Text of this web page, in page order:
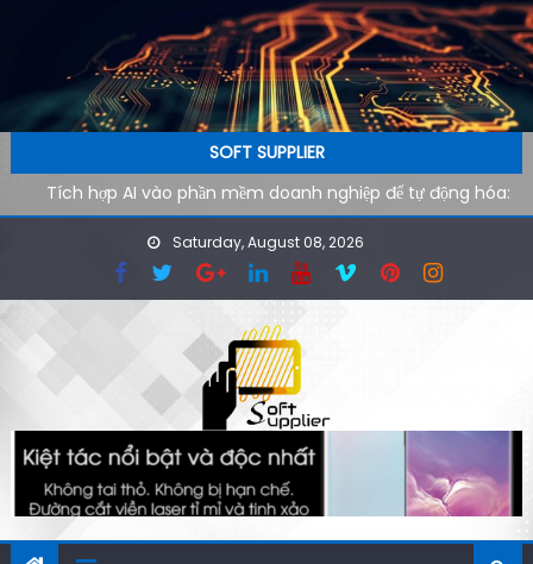
SOFT SUPPLIER
Tích hợp AI vào phần mềm doanh nghiệp để tự động hóa:
Lộ trình kỹ thuật từ pilot đến production
AI agent cho doanh nghiệp: Xu hướng phần mềm tự vận
hành trong kỷ nguyên tự động hóa
Công cụ AI hỗ trợ SEO kỹ thuật: cách audit website nhanh
hơn cho đội ngũ công nghệ
Ứng dụng AI cho phòng marketing: Tự động hóa tác vụ
Phần mềm AI cho doanh nghiệp: Tại sao tốc độ tải website
quyết định 40% khách hàng rời đi
Saturday, August 08, 2026